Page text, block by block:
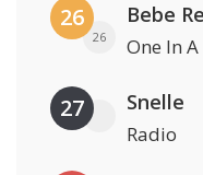
26
26
Bebe
One In
27 Snelle
Radio